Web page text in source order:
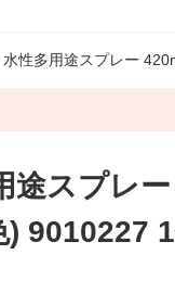
水性多用途スプレー
途スプレ
9010227